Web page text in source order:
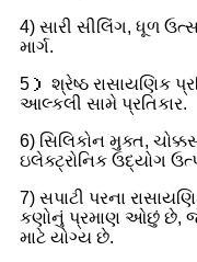
4) સારી સીલિંગ, ધૂળ
માર્ગ.
5） શ્રેષ્ઠ રાસાયણિક
આલ્કલી સામે પ્રતિકાર.
6) સિલિકોન મુક્ત,
ઇલેક્ટ્રોનિક ઉદ્યોગ
7) સપાટી પરના
કણોનું પ્રમાણ ઓછું છે, જે
માટે યોગ્ય છે.